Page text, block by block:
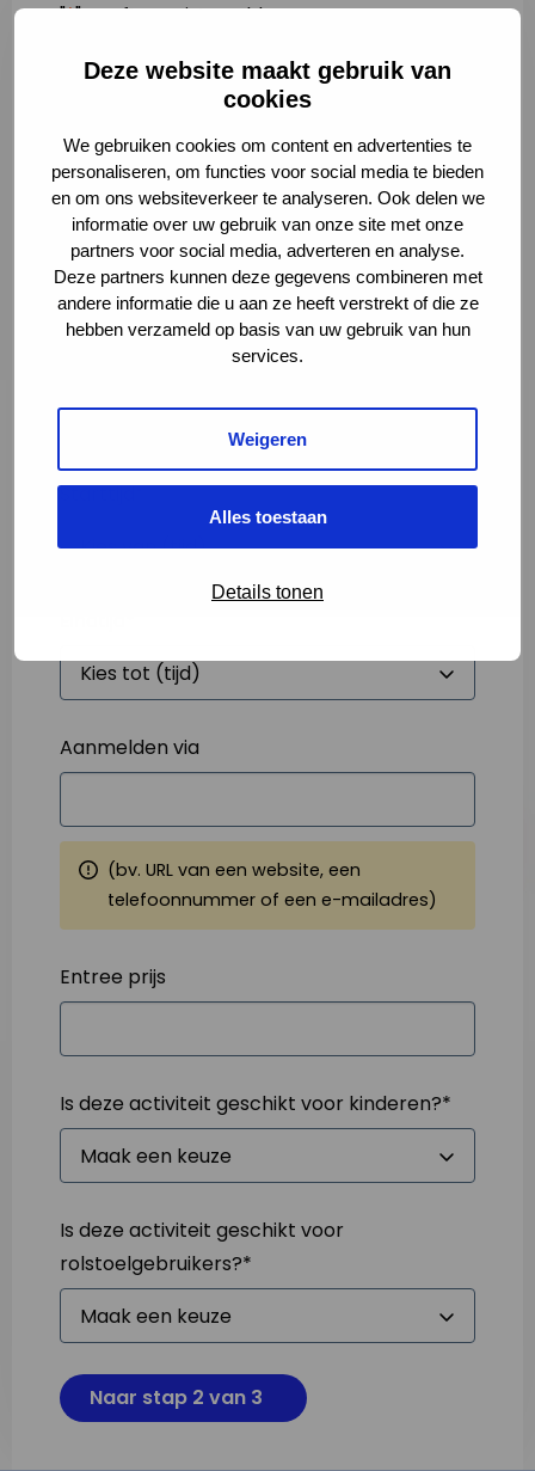
Deze website maakt gebruik van
cookies
We gebruiken cookies om content en advertenties te
personaliseren, om functies voor social media te bieden
en om ons websiteverkeer te analyseren. Ook delen we
informatie over uw gebruik van onze site met onze
partners voor social media, adverteren en analyse.
Deze partners kunnen deze gegevens combineren met
andere informatie die u aan ze heeft verstrekt of die ze
hebben verzameld op basis van uw gebruik van hun
services.
Weigeren
Alles toestaan
Details tonen
"*" geeft vereiste velden aan
2
Volledige omschrijving*
Starttijd*
Aanmelden via
(bv. URL van een website, een
telefoonnummer of een e-mailadres)
Entree prijs
Is deze activiteit geschikt voor kinderen?*
Is deze activiteit geschikt voor
rolstoelgebruikers?*